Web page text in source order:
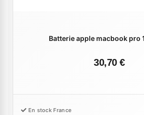
Batterie apple macbook pro
30,70 €
En stock France